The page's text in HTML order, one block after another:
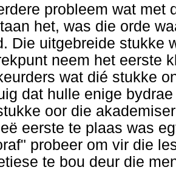
probleem wat met
het, was die orde
Die uitgebreide stukke
neem het eerste
wat dié stukke
dat hulle enige
oor die
eerste te plaas was
probeer om vir die
te bou deur die